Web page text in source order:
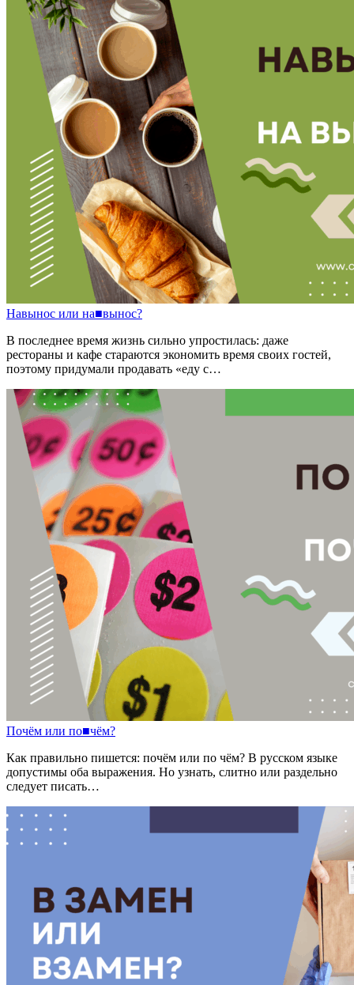
Навынос или на■вынос?
В последнее время жизнь сильно упростилась: даже
рестораны и кафе стараются экономить время своих гостей,
поэтому придумали продавать «еду с…
Почём или по■чём?
Как правильно пишется: почём или по чём? В русском языке
допустимы оба выражения. Но узнать, слитно или раздельно
следует писать…